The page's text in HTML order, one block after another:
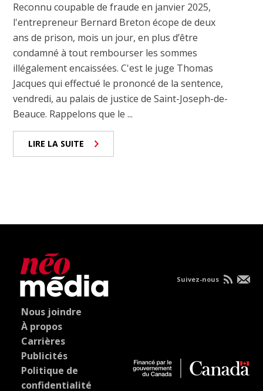
Reconnu coupable de fraude en janvier 2025,
l'entrepreneur Bernard Breton écope de deux
ans de prison, mois un jour, en plus d’être
condamné à tout rembourser les sommes
illégalement encaissées. C'est le juge Thomas
Jacques qui effectué le prononcé de la sentence,
vendredi, au palais de justice de Saint-Joseph-de-
Beauce. Rappelons que le ...
LIRE LA SUITE
Nous joindre
À propos
Carrières
Publicités
Politique de
confidentialité
Suivez-nous